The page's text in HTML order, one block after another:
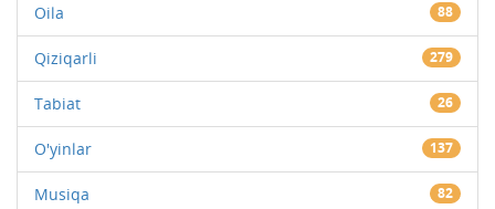
Oila 88
Qiziqarli 279
Tabiat 26
O'yinlar 137
Musiqa 82